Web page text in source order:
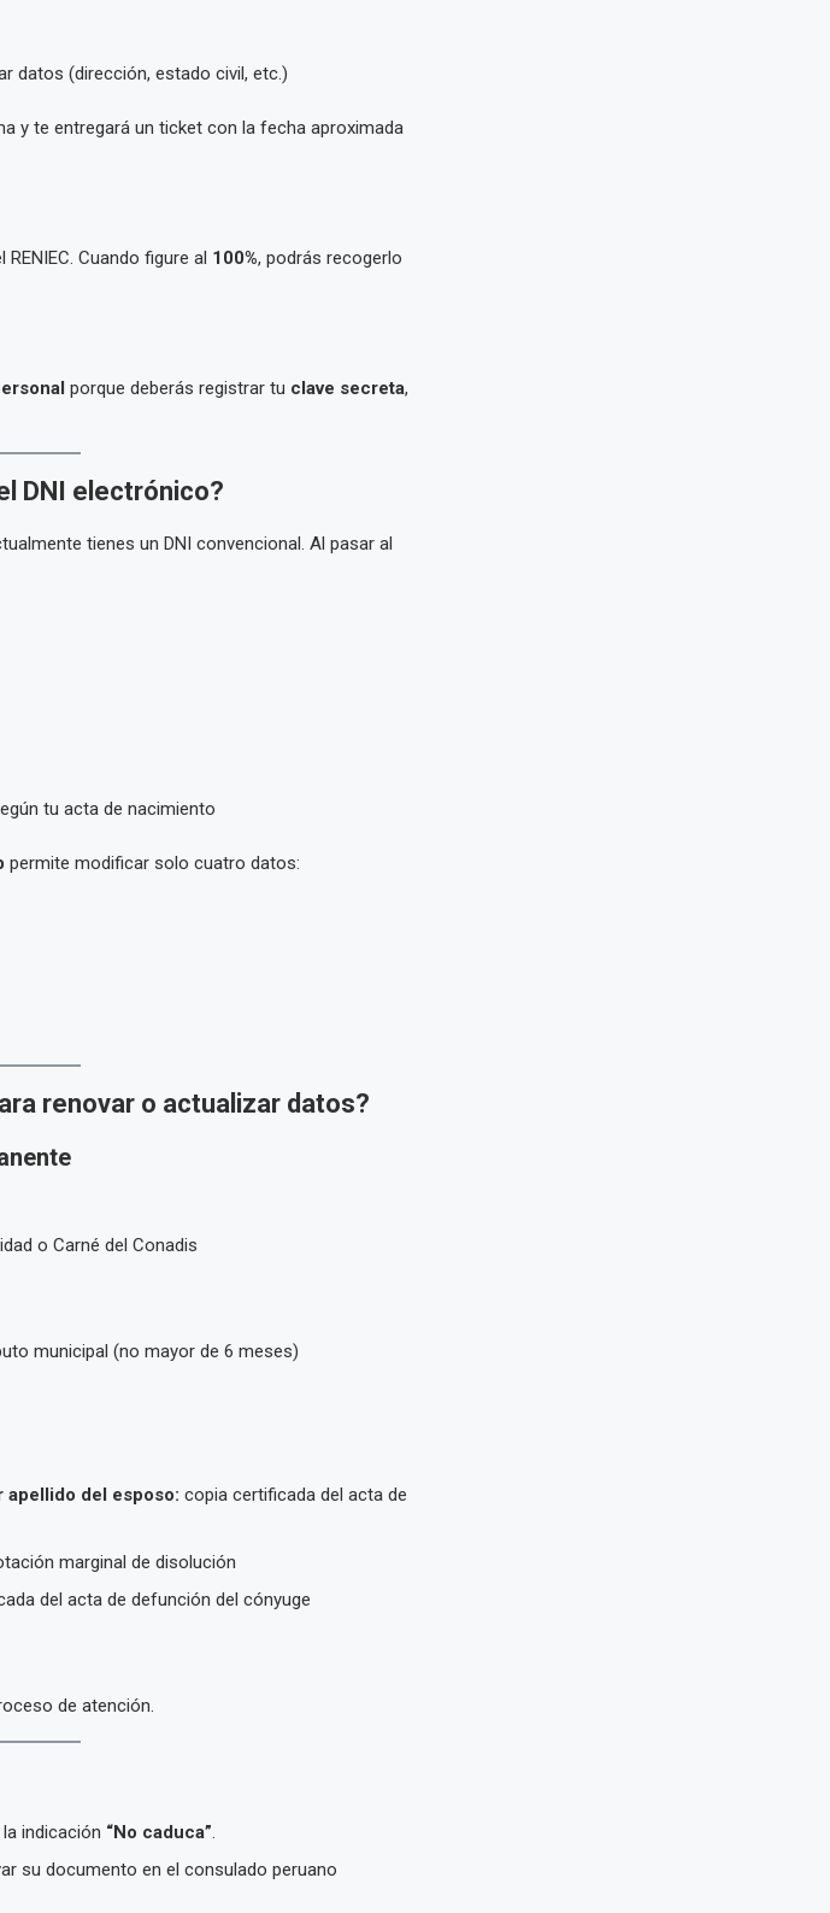
datos (dirección, estado civil, etc.)
y te entregará un ticket con la fecha aproximada
Cuando figure al 100%, podrás recogerlo
porque deberás registrar tu clave secreta,
DNI electrónico?
tienes un DNI convencional. Al pasar al
tu acta de nacimiento
permite modificar solo cuatro datos:
renovar o actualizar datos?
o Carné del Conadis
municipal (no mayor de 6 meses)
apellido del esposo: copia certificada del acta de
marginal de disolución
del acta de defunción del cónyuge
de atención.
indicación “No caduca”.
su documento en el consulado peruano